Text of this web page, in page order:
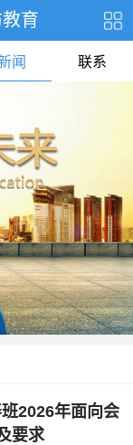
育
闻 联系
2026年面向会
要求